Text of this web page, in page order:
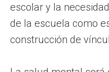
escolar y la
de la escuela como
construcción de